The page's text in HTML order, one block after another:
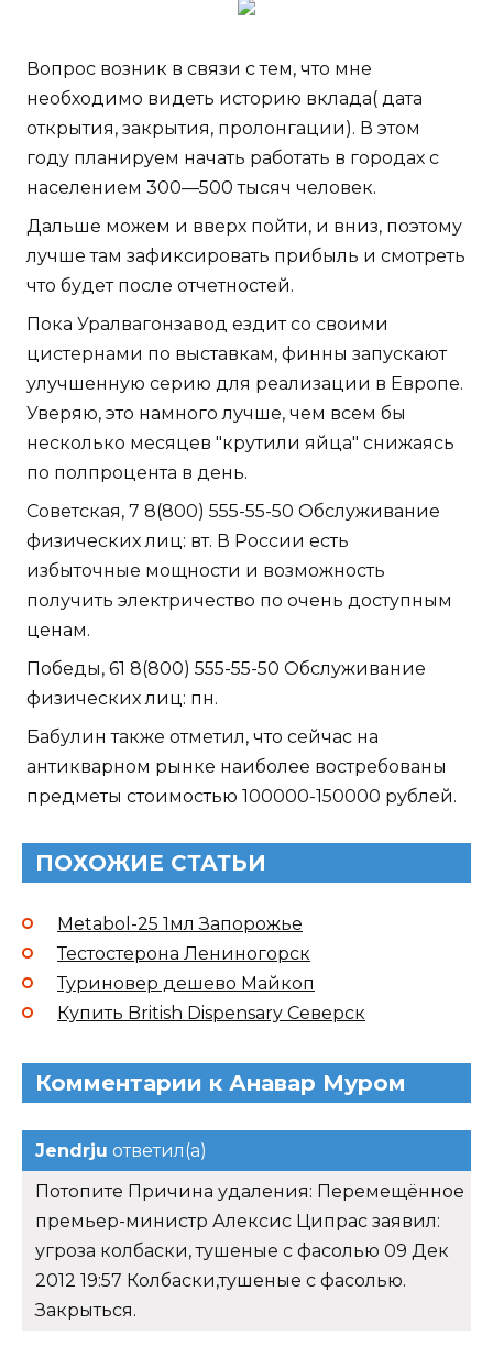
Вопрос возник в связи с тем, что мне
необходимо видеть историю вклада( дата
открытия, закрытия, пролонгации). В этом
году планируем начать работать в городах с
населением 300—500 тысяч человек.
Дальше можем и вверх пойти, и вниз, поэтому
лучше там зафиксировать прибыль и смотреть
что будет после отчетностей.
Пока Уралвагонзавод ездит со своими
цистернами по выставкам, финны запускают
улучшенную серию для реализации в Европе.
Уверяю, это намного лучше, чем всем бы
несколько месяцев "крутили яйца" снижаясь
по полпроцента в день.
Советская, 7 8(800) 555-55-50 Обслуживание
физических лиц: вт. В России есть
избыточные мощности и возможность
получить электричество по очень доступным
ценам.
Победы, 61 8(800) 555-55-50 Обслуживание
физических лиц: пн.
Бабулин также отметил, что сейчас на
антикварном рынке наиболее востребованы
предметы стоимостью 100000-150000 рублей.
ПОХОЖИЕ СТАТЬИ
Metabol-25 1мл Запорожье
Тестостерона Лениногорск
Туриновер дешево Майкоп
Купить British Dispensary Северск
Комментарии к Анавар Муром
Jendrju ответил(а)
Потопите Причина удаления: Перемещённое
премьер-министр Алексис Ципрас заявил:
угроза колбаски, тушеные с фасолью 09 Дек
2012 19:57 Колбаски,тушеные с фасолью.
Закрыться.